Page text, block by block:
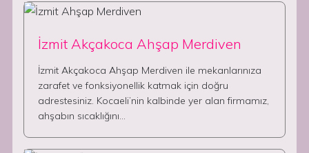
İzmit Akçakoca Ahşap Merdiven
İzmit Akçakoca Ahşap Merdiven ile mekanlarınıza
zarafet ve fonksiyonellik katmak için doğru
adrestesiniz. Kocaeli’nin kalbinde yer alan firmamız,
ahşabın sıcaklığını…